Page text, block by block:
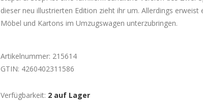
dieser neu illustrierten Edition zieht ihr um. Allerdings erweist
Möbel und Kartons im Umzugswagen unterzubringen.
Artikelnummer: 215614
GTIN: 4260402311586
Verfügbarkeit: 2 auf Lager